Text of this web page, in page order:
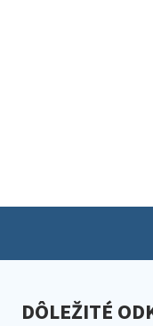
DÔLEŽITÉ